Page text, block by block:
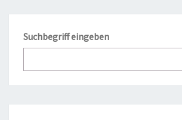
Suchbegriff eingeben